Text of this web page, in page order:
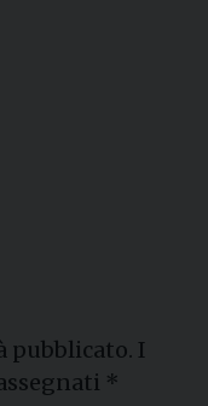
pubblicato. I
*